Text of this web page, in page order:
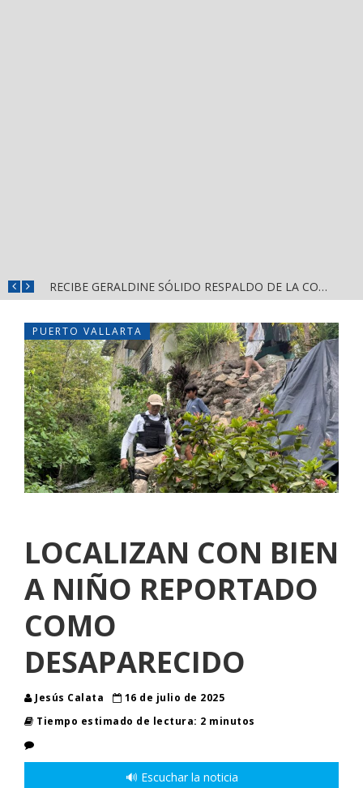
RECIBE GERALDINE SÓLIDO RESPALDO DE LA COMUNIDAD DE ZACUALPAN EN COMPOSTELA
PUERTO VALLARTA
LOCALIZAN CON BIEN
A NIÑO REPORTADO
COMO
DESAPARECIDO
Jesús Calata
16 de julio de 2025
Tiempo estimado de lectura: 2 minutos
🔊 Escuchar la noticia